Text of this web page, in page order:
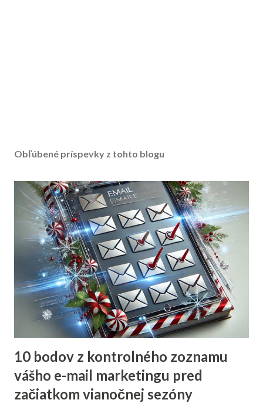
Obľúbené príspevky z tohto blogu
10 bodov z kontrolného zoznamu
vášho e-mail marketingu pred
začiatkom vianočnej sezóny